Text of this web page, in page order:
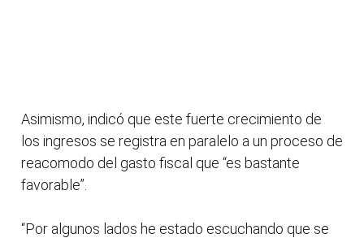
Asimismo, indicó que este fuerte crecimiento de
los ingresos se registra en paralelo a un proceso de
reacomodo del gasto fiscal que “es bastante
favorable”.
“Por algunos lados he estado escuchando que se